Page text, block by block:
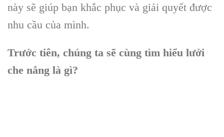
này sẽ giúp bạn khắc phục và giải quyết được
nhu cầu của mình.
Trước tiên, chúng ta sẽ cùng tìm hiểu lưới
che nắng là gì?